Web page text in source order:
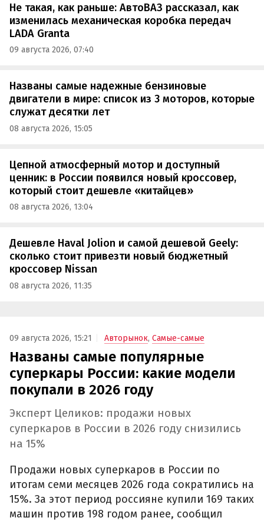
Не такая, как раньше: АвтоВАЗ рассказал, как
изменилась механическая коробка передач
LADA Granta
09 августа 2026, 07:40
Названы самые надежные бензиновые
двигатели в мире: список из 3 моторов, которые
служат десятки лет
08 августа 2026, 15:05
Цепной атмосферный мотор и доступный
ценник: в России появился новый кроссовер,
который стоит дешевле «китайцев»
08 августа 2026, 13:04
Дешевле Haval Jolion и самой дешевой Geely:
сколько стоит привезти новый бюджетный
кроссовер Nissan
08 августа 2026, 11:35
09 августа 2026, 15:21 Авторынок, Самые-самые
Названы самые популярные
суперкары России: какие модели
покупали в 2026 году
Эксперт Целиков: продажи новых
суперкаров в России в 2026 году снизились
на 15%
Продажи новых суперкаров в России по
итогам семи месяцев 2026 года сократились на
15%. За этот период россияне купили 169 таких
машин против 198 годом ранее, сообщил